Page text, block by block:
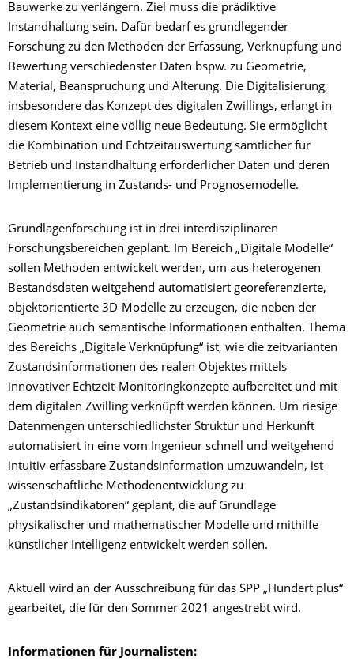
Bauwerke zu verlängern. Ziel muss die prädiktive
Instandhaltung sein. Dafür bedarf es grundlegender
Forschung zu den Methoden der Erfassung, Verknüpfung und
Bewertung verschiedenster Daten bspw. zu Geometrie,
Material, Beanspruchung und Alterung. Die Digitalisierung,
insbesondere das Konzept des digitalen Zwillings, erlangt in
diesem Kontext eine völlig neue Bedeutung. Sie ermöglicht
die Kombination und Echtzeitauswertung sämtlicher für
Betrieb und Instandhaltung erforderlicher Daten und deren
Implementierung in Zustands- und Prognosemodelle.
Grundlagenforschung ist in drei interdisziplinären
Forschungsbereichen geplant. Im Bereich „Digitale Modelle“
sollen Methoden entwickelt werden, um aus heterogenen
Bestandsdaten weitgehend automatisiert georeferenzierte,
objektorientierte 3D-Modelle zu erzeugen, die neben der
Geometrie auch semantische Informationen enthalten. Thema
des Bereichs „Digitale Verknüpfung“ ist, wie die zeitvarianten
Zustandsinformationen des realen Objektes mittels
innovativer Echtzeit-Monitoringkonzepte aufbereitet und mit
dem digitalen Zwilling verknüpft werden können. Um riesige
Datenmengen unterschiedlichster Struktur und Herkunft
automatisiert in eine vom Ingenieur schnell und weitgehend
intuitiv erfassbare Zustandsinformation umzuwandeln, ist
wissenschaftliche Methodenentwicklung zu
„Zustandsindikatoren“ geplant, die auf Grundlage
physikalischer und mathematischer Modelle und mithilfe
künstlicher Intelligenz entwickelt werden sollen.
Aktuell wird an der Ausschreibung für das SPP „Hundert plus“
gearbeitet, die für den Sommer 2021 angestrebt wird.
Informationen für Journalisten: